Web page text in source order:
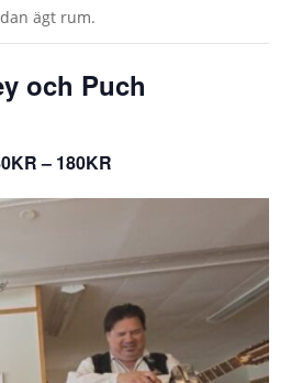
ägt rum.
och Puch
– 180KR